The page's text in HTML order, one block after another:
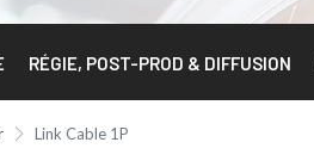
RÉGIE, POST-PROD & DIFFUSION
Link Cable 1P